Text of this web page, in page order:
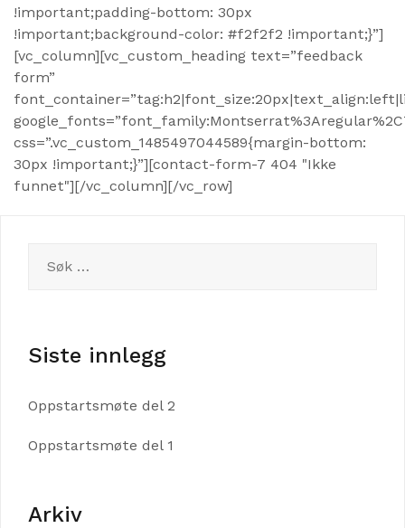
!important;padding-bottom: 30px
!important;background-color: #f2f2f2 !important;}”]
[vc_column][vc_custom_heading text=”feedback
form”
css=”.vc_custom_1485497044589{margin-bottom:
30px !important;}”][contact-form-7 404 "Ikke
funnet"][/vc_column][/vc_row]
etter:
Siste innlegg
Oppstartsmøte del 2
Oppstartsmøte del 1
Arkiv